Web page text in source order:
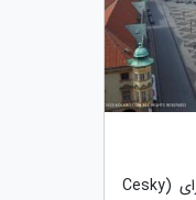
منطقه حفاظت شده چسکی رای (Cesky